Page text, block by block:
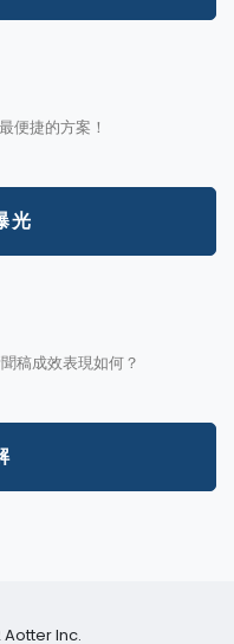
便捷的方案！
光
稿成效表現如何？
Aotter Inc.